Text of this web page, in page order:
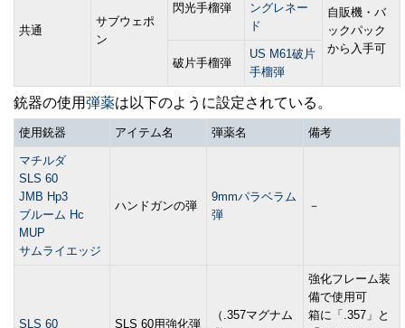
共通
サブウェポ
ン
閃光手榴弾
ングレネー
ド
自販機・バ
ックパック
から入手可
破片手榴弾
US M61破片
手榴弾
銃器の使用弾薬は以下のように設定されている。
使用銃器 アイテム名 弾薬名 備考
マチルダ
SLS 60
JMB Hp3
ブルーム Hc
MUP
サムライエッジ
ハンドガンの弾
9mmパラベラム
弾
－
SLS 60 SLS 60用強化弾
（.357マグナム
強化フレーム装
備で使用可
箱に「.357」と